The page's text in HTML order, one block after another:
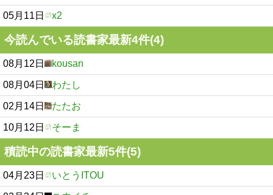
05月11日 x2
今読んでいる読書家最新4件(4)
08月12日 kousan
08月04日 わたし
02月14日 たたお
10月12日 そーま
積読中の読書家最新5件(5)
04月23日 いとうITOU